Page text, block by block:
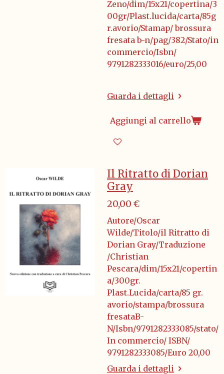
Zeno/dim/15x21/copertina/3
00gr/Plast.lucida/carta/85g
r.avorio/Stamap/ brossura
fresata b-n/pag/382/Stato/in
commercio/Isbn/
9791282333016/euro/25,00
Guarda i dettagli
Aggiungi al carrello
Il Ritratto di Dorian
Gray
20,00 €
Autore/Oscar
Wilde/Titolo/il Ritratto di
Dorian Gray/Traduzione
/Christian
Pescara/dim/15x21/copertin
a/300gr.
Plast.Lucida/carta/85 gr.
avorio/stampa/brossura
fresataB-
N/Isbn/9791282333085/stato/
In commercio/ ISBN/
9791282333085/Euro 20,00
Guarda i dettagli